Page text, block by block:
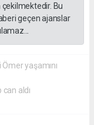
Bu
geçen ajanslar
yaşamını
aldı